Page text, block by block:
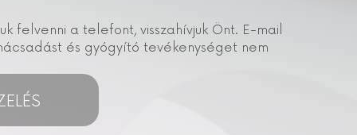
felvenni a telefont, visszahívjuk Önt. E-mail
és gyógyító tevékenységet nem